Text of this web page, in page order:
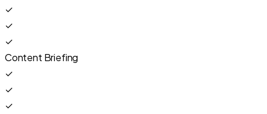
✓
✓
✓
Content Briefing
✓
✓
✓